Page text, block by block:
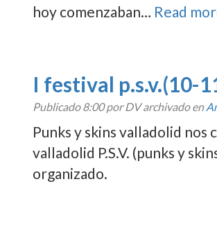
hoy comenzaban… Read
I festival p.s.v.(10-
Publicado8:00por DV archivado en
Punks y skins valladolid
valladolid P.S.V. (punks y
organizado.